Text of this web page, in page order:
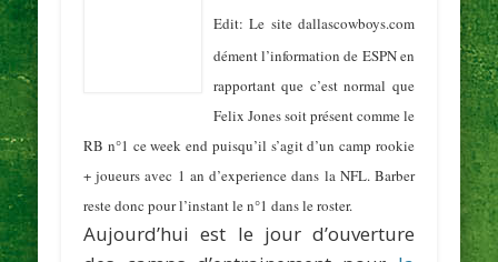
Edit: Le site dallascowboys.com
dément l’information de ESPN en
rapportant que c’est normal que
Felix Jones soit présent comme le
RB n°1 ce week end puisqu’il s’agit d’un camp rookie
+ joueurs avec 1 an d’experience dans la NFL. Barber
reste donc pour l’instant le n°1 dans le roster.
Aujourd’hui est le jour d’ouverture